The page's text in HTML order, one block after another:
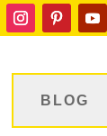
BLOG